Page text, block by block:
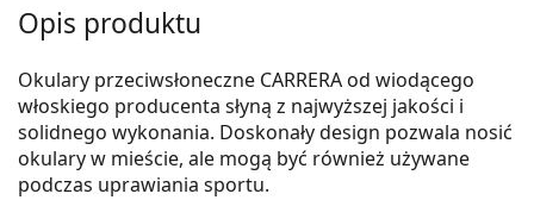
Opis produktu
Okulary przeciwsłoneczne CARRERA od wiodącego
włoskiego producenta słyną z najwyższej jakości i
solidnego wykonania. Doskonały design pozwala nosić
okulary w mieście, ale mogą być również używane
podczas uprawiania sportu.